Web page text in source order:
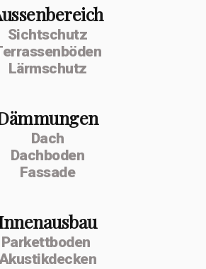
Sichtschutz
Lärmschutz
Dach
Dachboden
Fassade
Parkettboden